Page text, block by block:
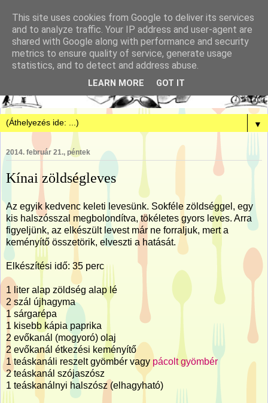
▼
2014. február 21., péntek
Kínai zöldségleves
Az egyik kedvenc keleti levesünk. Sokféle zöldséggel, egy
kis halszósszal megbolondítva, tökéletes gyors leves. Arra
figyeljünk, az elkészült levest már ne forraljuk, mert a
keményítő összetörik, elveszti a hatását.
Elkészítési idő: 35 perc
1 liter alap zöldség alap lé
2 szál újhagyma
1 sárgarépa
1 kisebb kápia paprika
2 evőkanál (mogyoró) olaj
2 evőkanál étkezési keményítő
1 teáskanáli reszelt gyömbér vagy pácolt gyömbér
2 teáskanál szójaszósz
1 teáskanálnyi halszósz (elhagyható)
This site uses cookies from Google to deliver its services
and to analyze traffic. Your IP address and user-agent are
shared with Google along with performance and security
metrics to ensure quality of service, generate usage
statistics, and to detect and address abuse.
LEARN MORE GOT IT